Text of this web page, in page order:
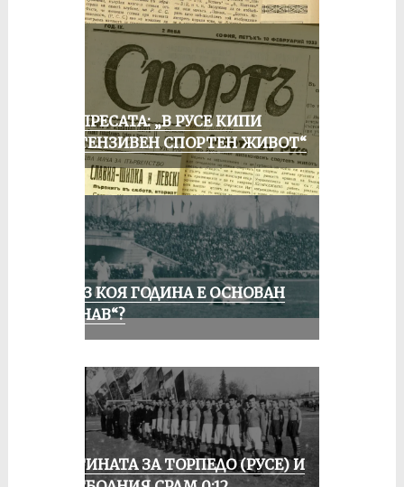
ОТ ПРЕСАТА: „В РУСЕ КИПИ
ИНТЕНЗИВЕН СПОРТЕН ЖИВОТ“
ПРЕЗ КОЯ ГОДИНА Е ОСНОВАН
„ДУНАВ“?
ИСТИНАТА ЗА ТОРПЕДО (РУСЕ) И